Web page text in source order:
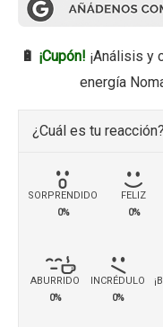
🔋 ¡Cupón! ¡Análisis y
energía
¿Cuál es tu reacción?
SORPRENDIDO
0%
FELIZ
0%
ABURRIDO
0%
INCRÉDULO
0%